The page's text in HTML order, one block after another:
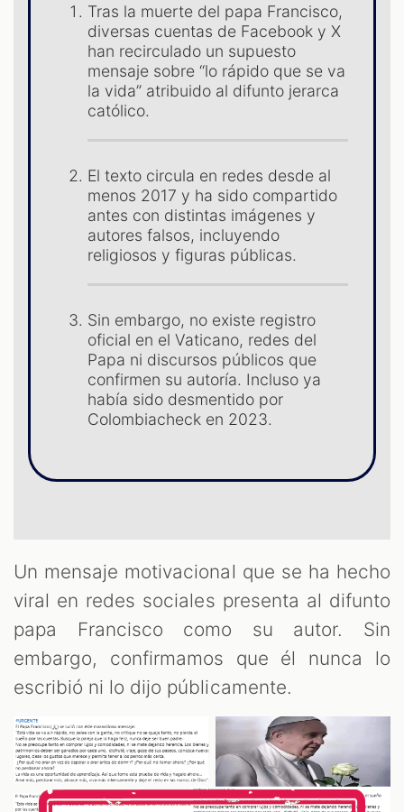
Tras la muerte del papa Francisco,
diversas cuentas de Facebook y X
han recirculado un supuesto
mensaje sobre “lo rápido que se va
la vida” atribuido al difunto jerarca
católico.
El texto circula en redes desde al
menos 2017 y ha sido compartido
antes con distintas imágenes y
autores falsos, incluyendo
religiosos y figuras públicas.
Sin embargo, no existe registro
oficial en el Vaticano, redes del
Papa ni discursos públicos que
confirmen su autoría. Incluso ya
había sido desmentido por
Colombiacheck en 2023.
Un mensaje motivacional que se ha hecho
viral en redes sociales presenta al difunto
papa Francisco como su autor. Sin
embargo, confirmamos que él nunca lo
escribió ni lo dijo públicamente.